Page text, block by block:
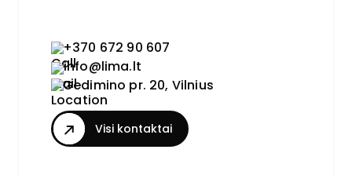
+370 672 90 607
info@lima.lt
Gedimino pr. 20, Vilnius
Visi kontaktai